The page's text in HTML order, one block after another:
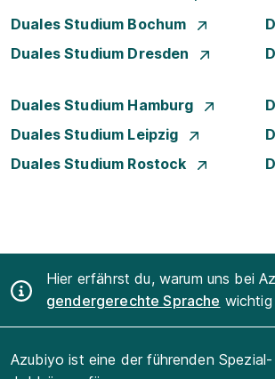
Duales Studium Bochum
Duales Studium Dresden
Duales Studium Hamburg
Duales Studium Leipzig
Duales Studium Rostock
Hier erfährst du, warum uns bei
gendergerechte Sprache wichtig
Azubiyo ist eine der führenden Spezial-